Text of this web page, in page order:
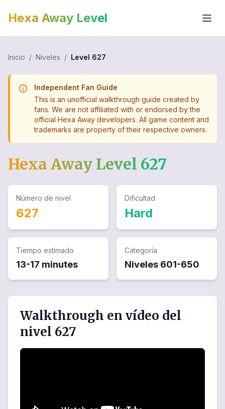
Hexa Away Level
Inicio / Niveles / Level 627
Independent Fan Guide
This is an unofficial walkthrough guide created by
fans. We are not affiliated with or endorsed by the
official Hexa Away developers. All game content and
trademarks are property of their respective owners.
Hexa Away Level 627
Número de nivel
627
Dificultad
Hard
Tiempo estimado
13-17 minutes
Categoría
Niveles 601-650
Walkthrough en vídeo del
nivel 627